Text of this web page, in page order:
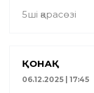
5ші қарасөзі
ҚОНАҚ
06.12.2025 | 17:45